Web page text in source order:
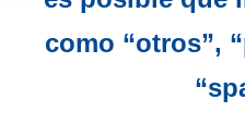
como “otros”,